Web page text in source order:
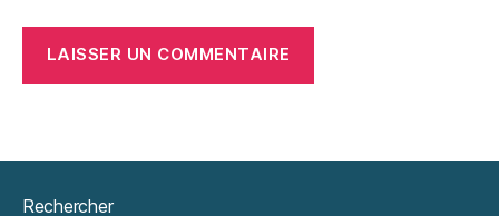
Rechercher